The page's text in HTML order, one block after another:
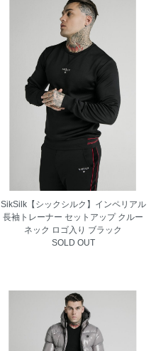
SikSilk【シックシルク】インペリアル
長袖トレーナー セットアップ クルー
ネック ロゴ入り ブラック
SOLD OUT